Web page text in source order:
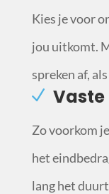
Kies je voor
jou uitkomt.
spreken af,
Vaste
Zo voorkom
het
lang het